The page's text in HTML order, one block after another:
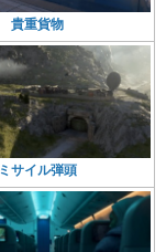
貴重貨物
ミサイル弾頭